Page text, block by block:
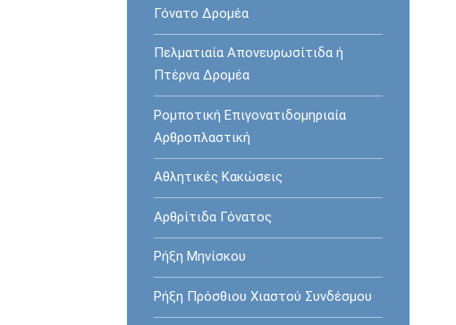
Γόνατο Δρομέα
Πελματιαία Απονευρωσίτιδα ή
Πτέρνα Δρομέα
Ρομποτική Επιγονατιδομηριαία
Αρθροπλαστική
Αθλητικές Κακώσεις
Αρθρίτιδα Γόνατος
Ρήξη Mηνίσκου
Ρήξη Πρόσθιου Χιαστού Συνδέσμου